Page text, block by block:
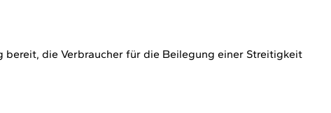
die Verbraucher für die Beilegung einer Streitigkeit